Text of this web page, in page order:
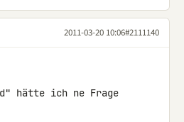
2011-03-20 10:06#2111140
hätte ich ne Frage